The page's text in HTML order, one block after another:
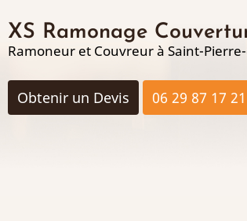
au
contenu
principal
XS Ramonage
Ramoneur et Couvreur à Saint-
Obtenir un Devis 06 29 87 17 21